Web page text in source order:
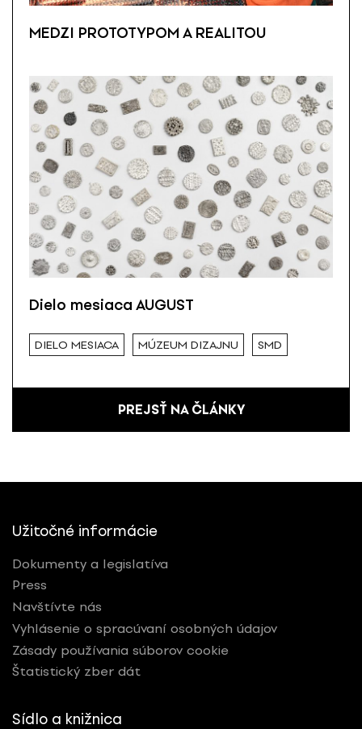
MEDZI PROTOTYPOM A REALITOU
Dielo mesiaca AUGUST
DIELO MESIACA MÚZEUM DIZAJNU SMD
PREJSŤ NA ČLÁNKY
Užitočné informácie
Dokumenty a legislatíva
Press
Navštívte nás
Vyhlásenie o spracúvaní osobných údajov
Zásady používania súborov cookie
Štatistický zber dát
Sídlo a knižnica